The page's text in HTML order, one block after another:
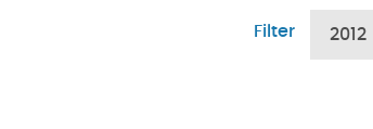
Filter 2012